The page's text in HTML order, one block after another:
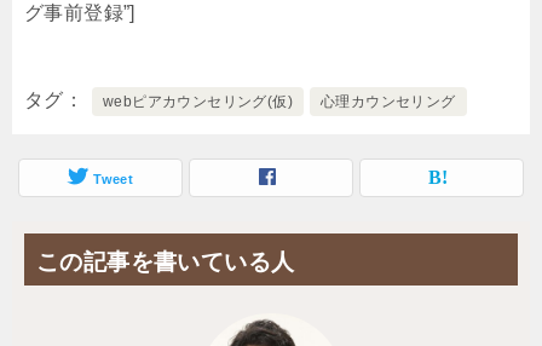
グ事前登録”]
タグ webピアカウンセリング(仮) 心理カウンセリング
Tweet
この記事を書いている人